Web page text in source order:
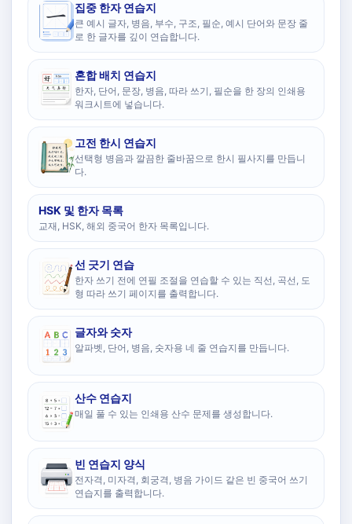
집중 한자 연습지
큰 예시 글자, 병음, 부수, 구조, 필순, 예시 단어와 문장 줄
로 한 글자를 깊이 연습합니다.
혼합 배치 연습지
한자, 단어, 문장, 병음, 따라 쓰기, 필순을 한 장의 인쇄용
워크시트에 넣습니다.
고전 한시 연습지
선택형 병음과 깔끔한 줄바꿈으로 한시 필사지를 만듭니
다.
HSK 및 한자 목록
교재, HSK, 해외 중국어 한자 목록입니다.
선 긋기 연습
한자 쓰기 전에 연필 조절을 연습할 수 있는 직선, 곡선, 도
형 따라 쓰기 페이지를 출력합니다.
글자와 숫자
알파벳, 단어, 병음, 숫자용 네 줄 연습지를 만듭니다.
산수 연습지
매일 풀 수 있는 인쇄용 산수 문제를 생성합니다.
빈 연습지 양식
전자격, 미자격, 회궁격, 병음 가이드 같은 빈 중국어 쓰기
연습지를 출력합니다.